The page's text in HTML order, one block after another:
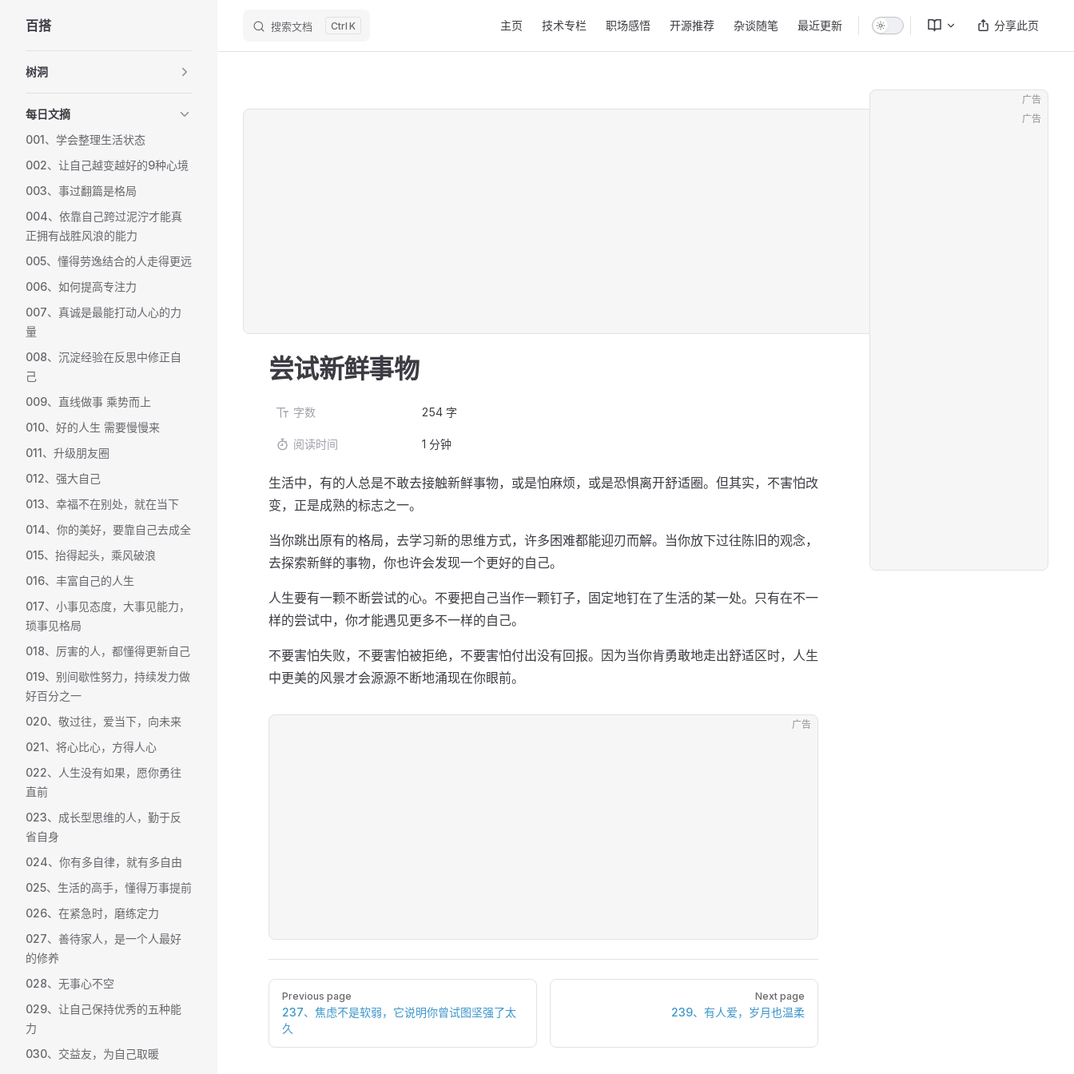
Skip to content
百搭 搜索文档 K 主页 技术专栏 职场感悟 开源推荐 杂谈随笔 最近更新 分享此页
树洞
每日文摘
001、学会整理生活状态
002、让自己越变越好的9种心境
003、事过翻篇是格局
004、依靠自己跨过泥泞才能真
正拥有战胜风浪的能力
005、懂得劳逸结合的人走得更远
006、如何提高专注力
007、真诚是最能打动人心的力
量
008、沉淀经验在反思中修正自
己
009、直线做事 乘势而上
010、好的人生 需要慢慢来
011、升级朋友圈
012、强大自己
013、幸福不在别处，就在当下
014、你的美好，要靠自己去成全
015、抬得起头，乘风破浪
016、丰富自己的人生
017、小事见态度，大事见能力，
琐事见格局
018、厉害的人，都懂得更新自己
019、别间歇性努力，持续发力做
好百分之一
020、敬过往，爱当下，向未来
021、将心比心，方得人心
022、人生没有如果，愿你勇往
直前
023、成长型思维的人，勤于反
省自身
024、你有多自律，就有多自由
025、生活的高手，懂得万事提前
026、在紧急时，磨练定力
027、善待家人，是一个人最好
的修养
028、无事心不空
029、让自己保持优秀的五种能
力
030、交益友，为自己取暖
广告
广告
尝试新鲜事物
字数 254 字
阅读时间 1 分钟
生活中，有的人总是不敢去接触新鲜事物，或是怕麻烦，或是恐惧离开舒适圈。但其实，不害怕改
变，正是成熟的标志之一。
当你跳出原有的格局，去学习新的思维方式，许多困难都能迎刃而解。当你放下过往陈旧的观念，
去探索新鲜的事物，你也许会发现一个更好的自己。
人生要有一颗不断尝试的心。不要把自己当作一颗钉子，固定地钉在了生活的某一处。只有在不一
样的尝试中，你才能遇见更多不一样的自己。
不要害怕失败，不要害怕被拒绝，不要害怕付出没有回报。因为当你肯勇敢地走出舒适区时，人生
中更美的风景才会源源不断地涌现在你眼前。
广告
Pager
Previous page
237、焦虑不是软弱，它说明你曾试图坚强了太
久
Next page
239、有人爱，岁月也温柔